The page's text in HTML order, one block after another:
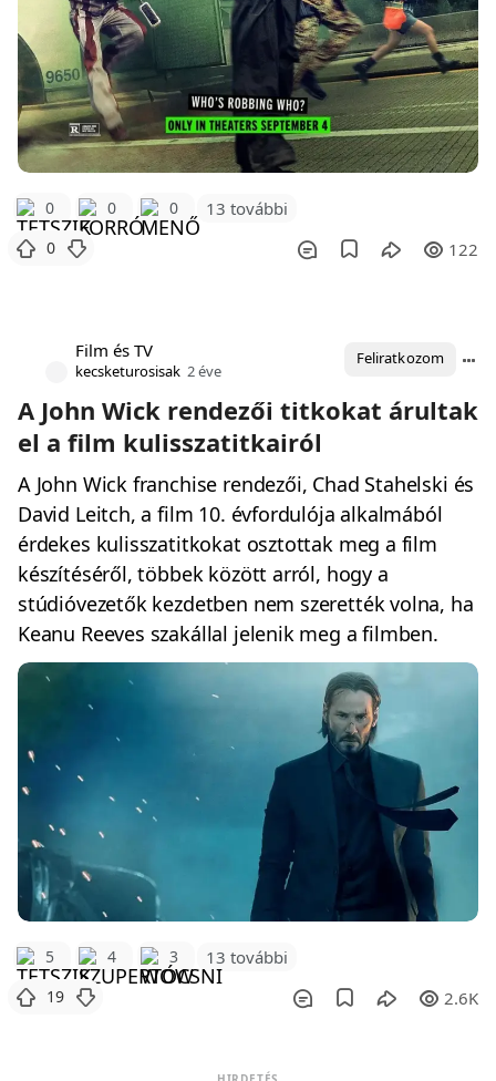
0 0 0 13 további
0 122
Film és TV
kecsketurosisak 2 éve
Feliratkozom
A John Wick rendezői titkokat árultak
el a film kulisszatitkairól
A John Wick franchise rendezői, Chad Stahelski és
David Leitch, a film 10. évfordulója alkalmából
érdekes kulisszatitkokat osztottak meg a film
készítéséről, többek között arról, hogy a
stúdióvezetők kezdetben nem szerették volna, ha
Keanu Reeves szakállal jelenik meg a filmben.
5 4 3 13 további
19 2.6K